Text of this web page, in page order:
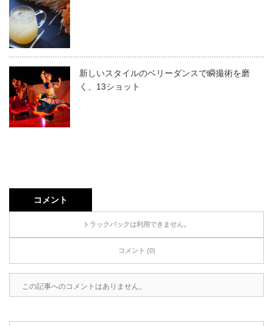
新しいスタイルのベリーダンスで瞬撮術を磨
く、13ショット
コメント
トラックバックは利用できません。
コメント (0)
この記事へのコメントはありません。